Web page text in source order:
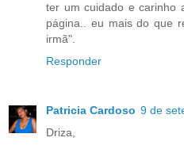
ter um cuidado e carinho
página.. eu mais do que
irmã".
Responder
Patricia Cardoso 9 de
Driza,